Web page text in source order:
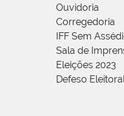
Ouvidoria
Corregedoria
IFF Sem
Sala de
Eleições 2023
Defeso